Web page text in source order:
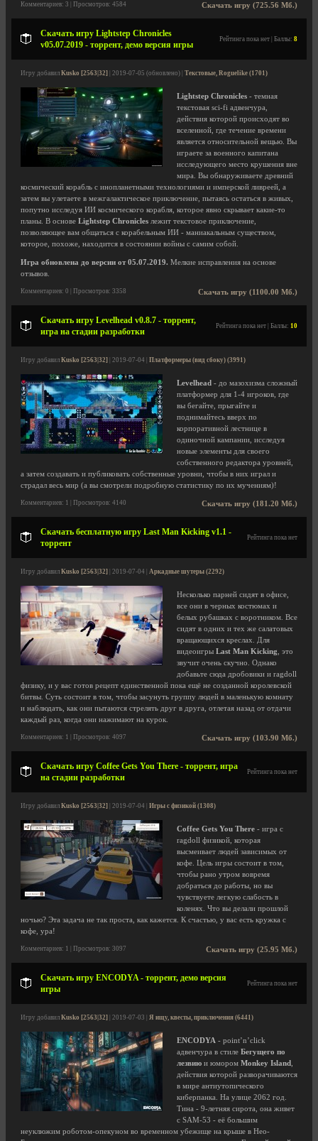
Скачать игру (725.56 Мб.)
Комментариев: 3 | Просмотров: 4584
Скачать игру Lightstep Chronicles
v05.07.2019 - торрент, демо версия игры
Рейтинга пока нет | Баллы: 8
Игру добавил Kusko [2563|32] | 2019-07-05 (обновлено) | Текстовые, Roguelike (1701)
Lightstep Chronicles - темная
текстовая sci-fi адвенчура,
действия которой происходят во
вселенной, где течение времени
является относительной вещью. Вы
играете за военного капитана
исследующего место крушения вне
мира. Вы обнаруживаете древний
космический корабль с инопланетными технологиями и имперской ливреей, а
затем вы улетаете в межгалактическое приключение, пытаясь остаться в живых,
попутно исследуя ИИ космического корабля, которое явно скрывает какие-то
планы. В основе Lightstep Chronicles лежит текстовое приключение,
позволяющее вам общаться с корабельным ИИ - маниакальным существом,
которое, похоже, находится в состоянии войны с самим собой.
Игра обновлена до версии от 05.07.2019. Мелкие исправления на основе
отзывов.
Скачать игру (1100.00 Мб.)
Комментариев: 0 | Просмотров: 3358
Скачать игру Levelhead v0.8.7 - торрент,
игра на стадии разработки
Рейтинга пока нет | Баллы: 10
Игру добавил Kusko [2563|32] | 2019-07-04 | Платформеры (вид сбоку) (3991)
Levelhead - до мазохизма сложный
платформер для 1-4 игроков, где
вы бегайте, прыгайте и
поднимайтесь вверх по
корпоративной лестнице в
одиночной кампании, исследуя
новые элементы для своего
собственного редактора уровней,
а затем создавать и публиковать собственные уровни, чтобы в них играл и
страдал весь мир (а вы смотрели подробную статистику по их мучениям)!
Скачать игру (181.20 Мб.)
Комментариев: 1 | Просмотров: 4140
Скачать бесплатную игру Last Man Kicking v1.1 -
торрент
Рейтинга пока нет
Игру добавил Kusko [2563|32] | 2019-07-04 | Аркадные шутеры (2292)
Несколько парней сидят в офисе,
все они в черных костюмах и
белых рубашках с воротником. Все
сидят в одних и тех же салатовых
вращающихся креслах. Для
видеоигры Last Man Kicking , это
звучит очень скучно. Однако
добавьте сюда дробовики и ragdoll
физику, и у вас готов рецепт единственной пока ещё не созданной королевской
битвы. Суть состоит в том, чтобы засунуть группу людей в маленькую комнату
и наблюдать, как они пытаются стрелять друг в друга, отлетая назад от отдачи
каждый раз, когда они нажимают на курок.
Скачать игру (103.90 Мб.)
Комментариев: 1 | Просмотров: 4097
Скачать игру Coffee Gets You There - торрент, игра
на стадии разработки
Рейтинга пока нет
Игру добавил Kusko [2563|32] | 2019-07-04 | Игры с физикой (1308)
Coffee Gets You There - игра с
ragdoll физикой, которая
высмеивает людей зависимых от
кофе. Цель игры состоит в том,
чтобы рано утром вовремя
добраться до работы, но вы
чувствуете легкую слабость в
коленях. Что вы делали прошлой
ночью? Эта задача не так проста, как кажется. К счастью, у вас есть кружка с
кофе, ура!
Скачать игру (25.95 Мб.)
Комментариев: 1 | Просмотров: 3097
Скачать игру ENCODYA - торрент, демо версия
игры
Рейтинга пока нет
Игру добавил Kusko [2563|32] | 2019-07-03 | Я ищу, квесты, приключения (6441)
ENCODYA - point’n’click
адвенчура в стиле Бегущего по
лезвию и юмором Monkey Island
действия которой разворачиваются
в мире антиутопического
киберпанка. На улице 2062 год.
Тина - 9-летняя сирота, она живет
с SAM-53 - её большим
неуклюжим роботом-опекуном во временном убежище на крыше в Нео-